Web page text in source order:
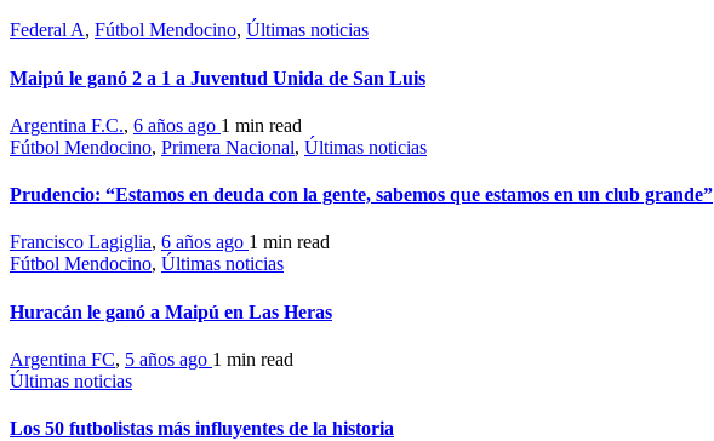
Federal A, Fútbol Mendocino, Últimas noticias
Maipú le ganó 2 a 1 a Juventud Unida de San Luis
Argentina F.C., 6 años ago 1 min read
Fútbol Mendocino, Primera Nacional, Últimas noticias
Prudencio: “Estamos en deuda con la gente, sabemos que estamos en un club grande”
Francisco Lagiglia, 6 años ago 1 min read
Fútbol Mendocino, Últimas noticias
Huracán le ganó a Maipú en Las Heras
Argentina FC, 5 años ago 1 min read
Últimas noticias
Los 50 futbolistas más influyentes de la historia